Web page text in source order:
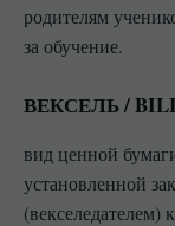
родителям
за обучение.
ВЕКСЕЛЬ /
вид ценной
установленной
(векселедателем)